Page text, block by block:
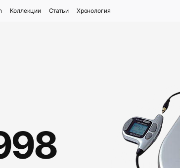
Коллекции Статьи Хронология